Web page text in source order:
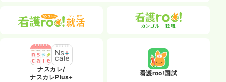
ナスカレ/
ナスカレPlus+
看護roo!国試